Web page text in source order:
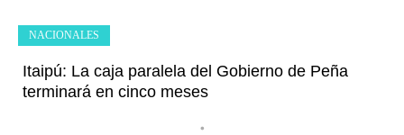
Itaipú: La caja paralela del Gobierno de Peña
terminará en cinco meses
•
NACIONALES